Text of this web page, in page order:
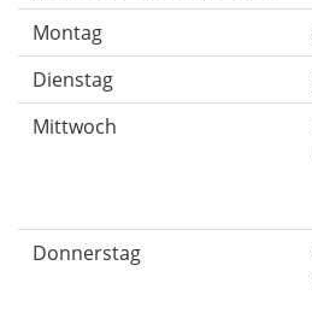
Montag
Dienstag
Mittwoch
Donnerstag